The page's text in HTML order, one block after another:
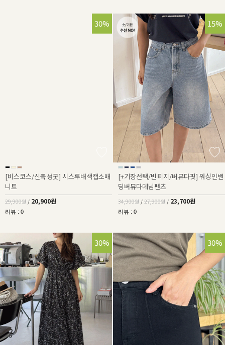
30%
[비스코스/신축성굿] 시스루배색캡소매
니트
29,900원 / 20,900원
리뷰 : 0
32%
15%
[+기장선택/빈티지/버뮤다핏] 워싱인밴
딩버뮤다데님팬츠
34,900원 / 27,900원 / 23,700원
리뷰 : 0
30% 30%